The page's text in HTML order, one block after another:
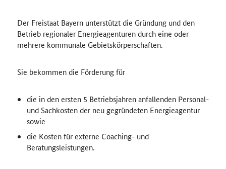
Der Freistaat Bayern unterstützt die Gründung und den
Betrieb regionaler Energieagenturen durch eine oder
mehrere kommunale Gebietskörperschaften.
Sie bekommen die Förderung für
die in den ersten 5 Betriebsjahren anfallenden Personal-
und Sachkosten der neu gegründeten Energieagentur
sowie
die Kosten für externe Coaching- und
Beratungsleistungen.